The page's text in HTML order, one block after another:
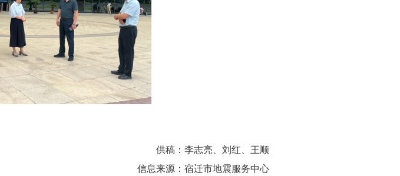
供稿： 李志亮、刘红、王顺
信息来源： 宿迁市地震服务中心